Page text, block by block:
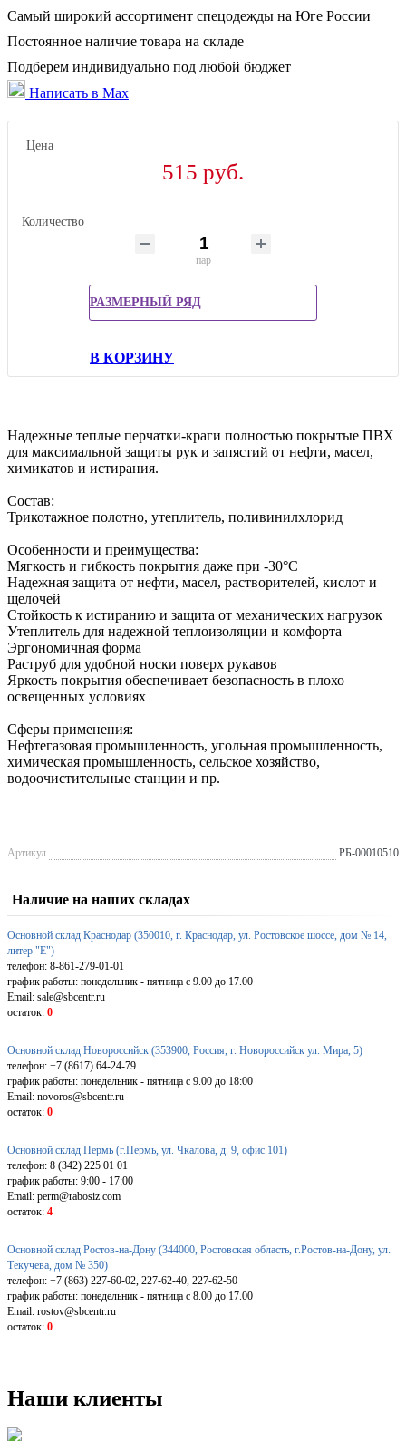
Самый широкий ассортимент спецодежды на Юге России
Постоянное наличие товара на складе
Подберем индивидуально под любой бюджет
Написать в Max
Цена
515 руб.
Количество
пар
РАЗМЕРНЫЙ РЯД
В КОРЗИНУ
Надежные теплые перчатки-краги полностью покрытые ПВХ
для максимальной защиты рук и запястий от нефти, масел,
химикатов и истирания.
Состав:
Трикотажное полотно, утеплитель, поливинилхлорид
Особенности и преимущества:
Мягкость и гибкость покрытия даже при -30°С
Надежная защита от нефти, масел, растворителей, кислот и
щелочей
Стойкость к истиранию и защита от механических нагрузок
Утеплитель для надежной теплоизоляции и комфорта
Эргономичная форма
Раструб для удобной носки поверх рукавов
Яркость покрытия обеспечивает безопасность в плохо
освещенных условиях
Сферы применения:
Нефтегазовая промышленность, угольная промышленность,
химическая промышленность, сельское хозяйство,
водоочистительные станции и пр.
Артикул РБ-00010510
Наличие на наших складах
Основной склад Краснодар (350010, г. Краснодар, ул. Ростовское шоссе, дом № 14,
литер "Е")
телефон: 8-861-279-01-01
график работы: понедельник - пятница с 9.00 до 17.00
Email: sale@sbcentr.ru
остаток: 0
Основной склад Новороссийск (353900, Россия, г. Новороссийск ул. Мира, 5)
телефон: +7 (8617) 64-24-79
график работы: понедельник - пятница с 9.00 до 18:00
Email: novoros@sbcentr.ru
остаток: 0
Основной склад Пермь (г.Пермь, ул. Чкалова, д. 9, офис 101)
телефон: 8 (342) 225 01 01
график работы: 9:00 - 17:00
Email: perm@rabosiz.com
остаток: 4
Основной склад Ростов-на-Дону (344000, Ростовская область, г.Ростов-на-Дону, ул.
Текучева, дом № 350)
телефон: +7 (863) 227-60-02, 227-62-40, 227-62-50
график работы: понедельник - пятница с 8.00 до 17.00
Email: rostov@sbcentr.ru
остаток: 0
Наши клиенты